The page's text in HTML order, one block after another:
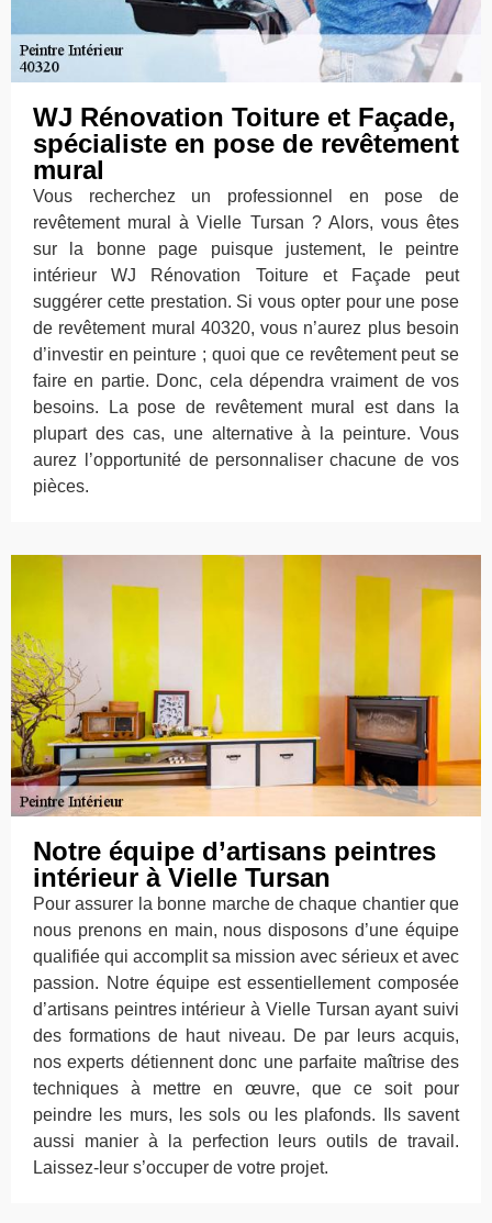
WJ Rénovation Toiture et Façade,
spécialiste en pose de revêtement
mural
Vous recherchez un professionnel en pose de
revêtement mural à Vielle Tursan ? Alors, vous êtes
sur la bonne page puisque justement, le peintre
intérieur WJ Rénovation Toiture et Façade peut
suggérer cette prestation. Si vous opter pour une pose
de revêtement mural 40320, vous n’aurez plus besoin
d’investir en peinture ; quoi que ce revêtement peut se
faire en partie. Donc, cela dépendra vraiment de vos
besoins. La pose de revêtement mural est dans la
plupart des cas, une alternative à la peinture. Vous
aurez l’opportunité de personnaliser chacune de vos
pièces.
Notre équipe d’artisans peintres
intérieur à Vielle Tursan
Pour assurer la bonne marche de chaque chantier que
nous prenons en main, nous disposons d’une équipe
qualifiée qui accomplit sa mission avec sérieux et avec
passion. Notre équipe est essentiellement composée
d’artisans peintres intérieur à Vielle Tursan ayant suivi
des formations de haut niveau. De par leurs acquis,
nos experts détiennent donc une parfaite maîtrise des
techniques à mettre en œuvre, que ce soit pour
peindre les murs, les sols ou les plafonds. Ils savent
aussi manier à la perfection leurs outils de travail.
Laissez-leur s’occuper de votre projet.